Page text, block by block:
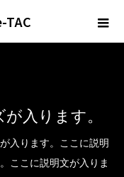
TAC
入ります。
入ります。ここに説明
ここに説明文が入りま